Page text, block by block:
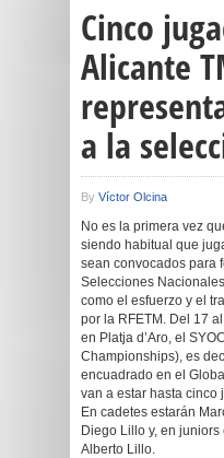
Cinco
Alicante
a la
By Víctor Olcina
No es la primera vez
siendo habitual que
sean convocados para
Selecciones
como el esfuerzo y el
por la RFETM. Del 17
en Platja d’Aro, el
Championships), es
encuadrado en el
van a estar hasta
En cadetes estarán
Diego Lillo y, en
Alberto Lillo.